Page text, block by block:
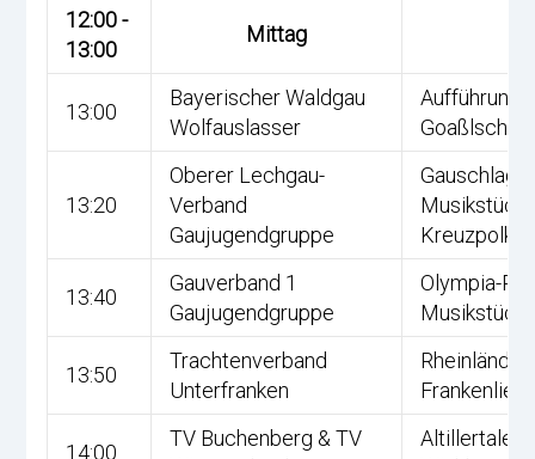
12:00 -
13:00
Mittag
13:00
Bayerischer Waldgau
Wolfauslasser
Aufführung
13:20
Oberer Lechgau-
Verband
Gaujugendgruppe
Gauschlag,
Musikstückl,
Kreuzpolka
13:40
Gauverband 1
Gaujugendgruppe
Olympia-
Musikstückl
13:50
Trachtenverband
Unterfranken
Rheinländer,
Frankenlied
14:00
TV Buchenberg & TV
Altillertaler,